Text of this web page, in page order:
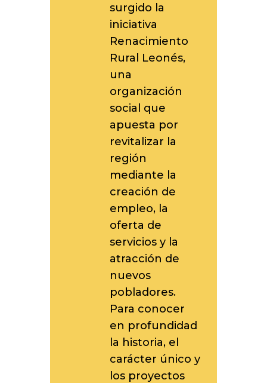
surgido la
iniciativa
Renacimiento
Rural Leonés,
una
organización
social que
apuesta por
revitalizar la
región
mediante la
creación de
empleo, la
oferta de
servicios y la
atracción de
nuevos
pobladores.
Para conocer
en profundidad
la historia, el
carácter único y
los proyectos